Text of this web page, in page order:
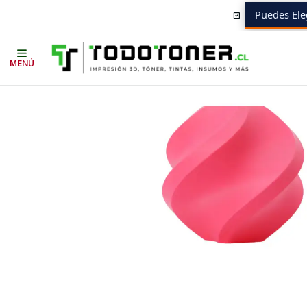
MENÚ
Puedes
PLA ALTA VELOCIDAD